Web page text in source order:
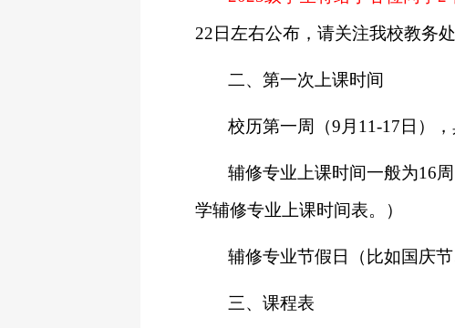
22 日左右公布，请关注我校教务
二、第一次上课时间
校历第一周（9 月 11-17 日）
辅修专业上课时间一般为16
学辅修专业上课时间表。）
辅修专业节假日（比如国庆
三、课程表